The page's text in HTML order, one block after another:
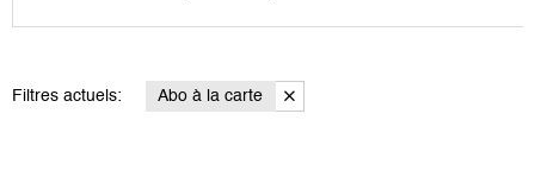
Filtres actuels: Abo à la carte